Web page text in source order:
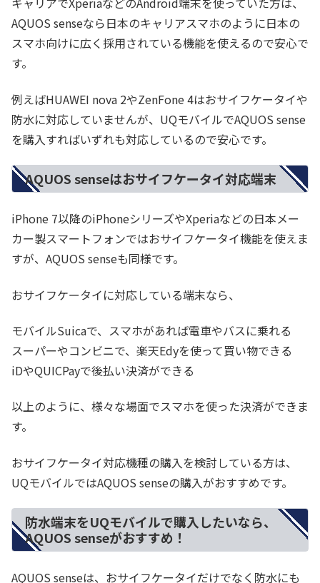
AQUOS senseなら日本のキャリアスマホのように日本の
スマホ向けに広く採用されている機能を使えるので安心で
す。
例えばHUAWEI nova 2やZenFone 4はおサイフケータイや
防水に対応していませんが、UQモバイルでAQUOS sense
を購入すればいずれも対応しているので安心です。
AQUOS senseはおサイフケータイ対応端末
iPhone 7以降のiPhoneシリーズやXperiaなどの日本メー
カー製スマートフォンではおサイフケータイ機能を使えま
すが、AQUOS senseも同様です。
おサイフケータイに対応している端末なら、
モバイルSuicaで、スマホがあれば電車やバスに乗れる
スーパーやコンビニで、楽天Edyを使って買い物できる
iDやQUICPayで後払い決済ができる
以上のように、様々な場面でスマホを使った決済ができま
す。
おサイフケータイ対応機種の購入を検討している方は、
UQモバイルではAQUOS senseの購入がおすすめです。
防水端末をUQモバイルで購入したいなら、
AQUOS senseがおすすめ！
AQUOS senseは、おサイフケータイだけでなく防水にも